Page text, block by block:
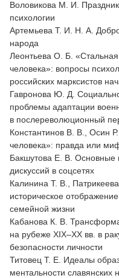
Воловикова М. И. Праздник
психологии
Артемьева Т. И. Н. А.
народа
Леонтьева О. Б.
человека»: вопросы
российских марксистов
Гавронова Ю. Д.
проблемы адаптации
в послереволюционный
Константинов В. В., Осин
человека»: правда или
Бакшутова Е. В. Основные
дискуссий в соцсетях
Калинина Т. В.,
историческое
семейной жизни
Кабанова К. В.
на рубеже XIX–XX вв. в
безопасности личности
Титовец Т. Е. Идеалы
ментальности славянских